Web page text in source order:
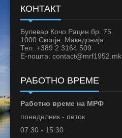
КОНТАКТ
Булевар Кочо Рацин бр. 75
1000 Скопје, Македонија
Тел: +389 2 3164 509
Е-пошта: contact@mrf1952.mk
РАБОТНО ВРЕМЕ
Работно време на МРФ
понеделник - петок
07:30 - 15:30